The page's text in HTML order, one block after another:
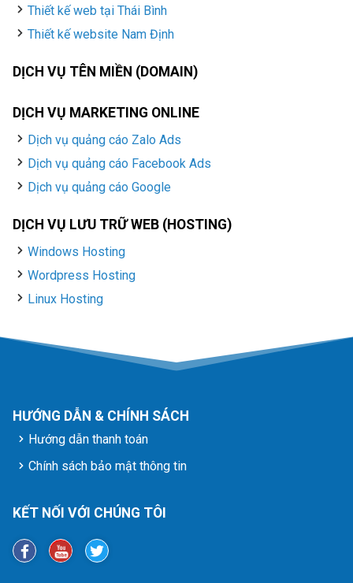
Thiết kế web tại Thái Bình
Thiết kế website Nam Định
DỊCH VỤ TÊN MIỀN (DOMAIN)
DỊCH VỤ MARKETING ONLINE
Dịch vụ quảng cáo Zalo Ads
Dịch vụ quảng cáo Facebook Ads
Dịch vụ quảng cáo Google
DỊCH VỤ LƯU TRỮ WEB (HOSTING)
Windows Hosting
Wordpress Hosting
Linux Hosting
HƯỚNG DẪN & CHÍNH SÁCH
Hướng dẫn thanh toán
Chính sách bảo mật thông tin
KẾT NỐI VỚI CHÚNG TÔI